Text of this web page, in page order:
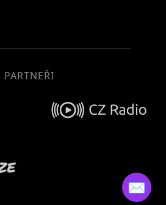
PARTNEŘI
✉️